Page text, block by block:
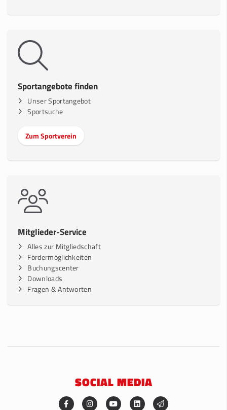
Sportangebote finden
Unser Sportangebot
Sportsuche
Zum Sportverein
Mitglieder-Service
Alles zur Mitgliedschaft
Fördermöglichkeiten
Buchungscenter
Downloads
Fragen & Antworten
SOCIAL MEDIA